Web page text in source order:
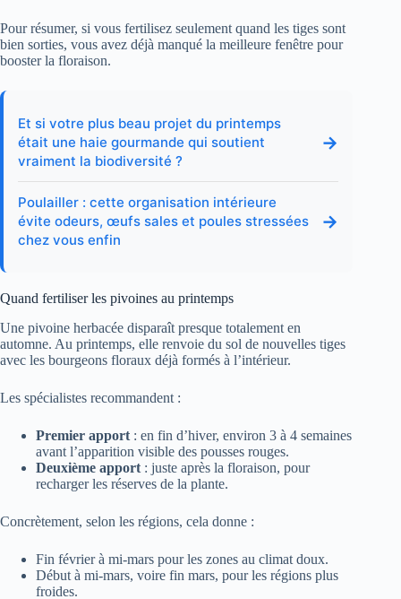
Pour résumer, si vous fertilisez seulement quand les tiges sont
bien sorties, vous avez déjà manqué la meilleure fenêtre pour
booster la floraison.
Et si votre plus beau projet du printemps
était une haie gourmande qui soutient
vraiment la biodiversité ?
→
Poulailler : cette organisation intérieure
évite odeurs, œufs sales et poules stressées
chez vous enfin
→
Quand fertiliser les pivoines au printemps
Une pivoine herbacée disparaît presque totalement en
automne. Au printemps, elle renvoie du sol de nouvelles tiges
avec les bourgeons floraux déjà formés à l’intérieur.
Les spécialistes recommandent :
Premier apport : en fin d’hiver, environ 3 à 4 semaines
avant l’apparition visible des pousses rouges.
Deuxième apport : juste après la floraison, pour
recharger les réserves de la plante.
Concrètement, selon les régions, cela donne :
Fin février à mi-mars pour les zones au climat doux.
Début à mi-mars, voire fin mars, pour les régions plus
froides.